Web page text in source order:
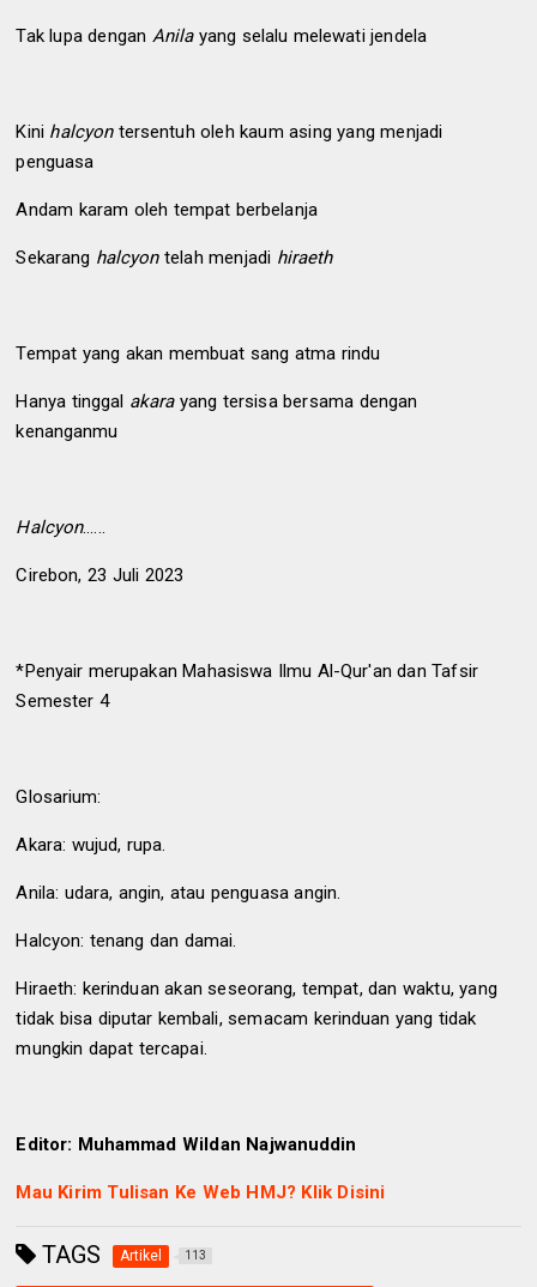
Tak lupa dengan Anila yang selalu melewati jendela
Kini halcyon tersentuh oleh kaum asing yang menjadi
penguasa
Andam karam oleh tempat berbelanja
Sekarang halcyontelah menjadi hiraeth
Tempat yang akan membuat sang atma rindu
Hanya tinggal akara yang tersisa bersama dengan
kenanganmu
Halcyon......
Cirebon, 23 Juli 2023
*Penyair merupakan Mahasiswa Ilmu Al-Qur'an dan Tafsir
Semester 4
Glosarium:
Akara: wujud, rupa.
Anila: udara, angin, atau penguasa angin.
Halcyon: tenang dan damai.
Hiraeth: kerinduan akan seseorang, tempat, dan waktu, yang
tidak bisa diputar kembali, semacam kerinduan yang tidak
mungkin dapat tercapai.
Editor: Muhammad Wildan Najwanuddin
Mau Kirim Tulisan Ke Web HMJ? Klik Disini
TAGS Artikel 113